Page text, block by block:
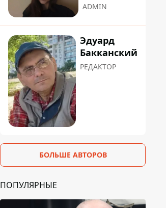
ADMIN
Эдуард
Бакканский
РЕДАКТОР
БОЛЬШЕ АВТОРОВ
ПОПУЛЯРНЫЕ